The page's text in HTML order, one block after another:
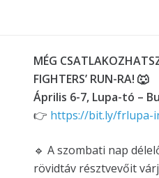
MÉG
FIGHTERS’ RUN-RA! 🐺
Április 6-7, Lupa-tó –
👉 https://bit.ly/frlupa-
🔹 A szombati nap
rövidtáv résztvevőit